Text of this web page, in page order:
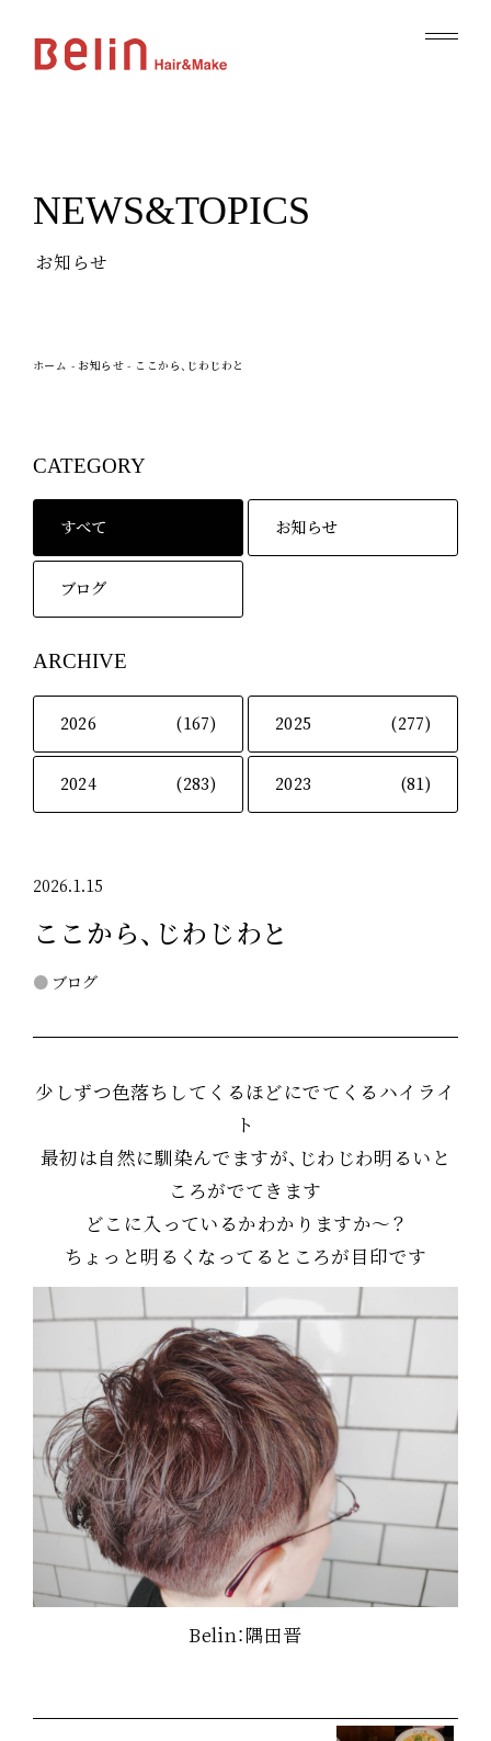
NEWS&TOPICS
お知らせ
ホーム - お知らせ - ここから、じわじわと
CATEGORY
すべて お知らせ
ブログ
ARCHIVE
2026 (167) 2025 (277)
2024 (283) 2023 (81)
2026.1.15
ここから、じわじわと
ブログ
少しずつ色落ちしてくるほどにでてくるハイライ
ト
最初は自然に馴染んでますが、じわじわ明るいと
ころがでてきます
どこに入っているかわかりますか～？
ちょっと明るくなってるところが目印です
Belin：隅田晋